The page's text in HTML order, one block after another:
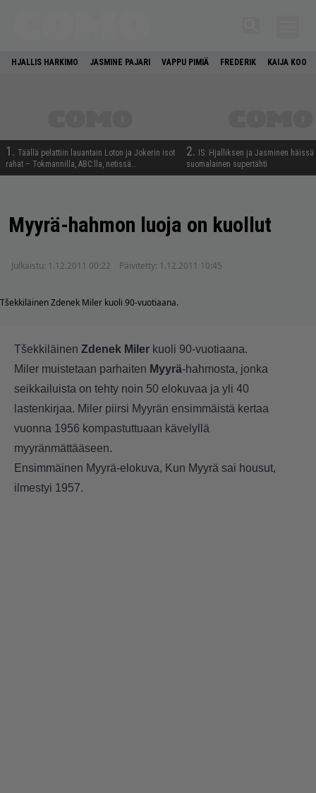
HJALLIS HARKIMO JASMINE PAJARI VAPPU PIMIÄ FREDERIK KAIJA KOO
1. Täällä pelattiin lauantain Loton ja Jokerin isot
rahat – Tokmannilla, ABC:lla, netissä…
2.
IS: Hjalliksen ja Jasminen häissä
suomalainen supertähti
Myyrä-hahmon luoja on kuollut
Julkaistu: 1.12.2011 00:22 Päivitetty: 1.12.2011 10:45
Tšekkiläinen Zdenek Miler kuoli 90-vuotiaana.
Tšekkiläinen Zdenek Miler kuoli 90-vuotiaana.
Miler muistetaan parhaiten Myyrä-hahmosta, jonka
seikkailuista on tehty noin 50 elokuvaa ja yli 40
lastenkirjaa. Miler piirsi Myyrän ensimmäistä kertaa
vuonna 1956 kompastuttuaan kävelyllä
myyränmättääseen.
Ensimmäinen Myyrä-elokuva, Kun Myyrä sai housut,
ilmestyi 1957.